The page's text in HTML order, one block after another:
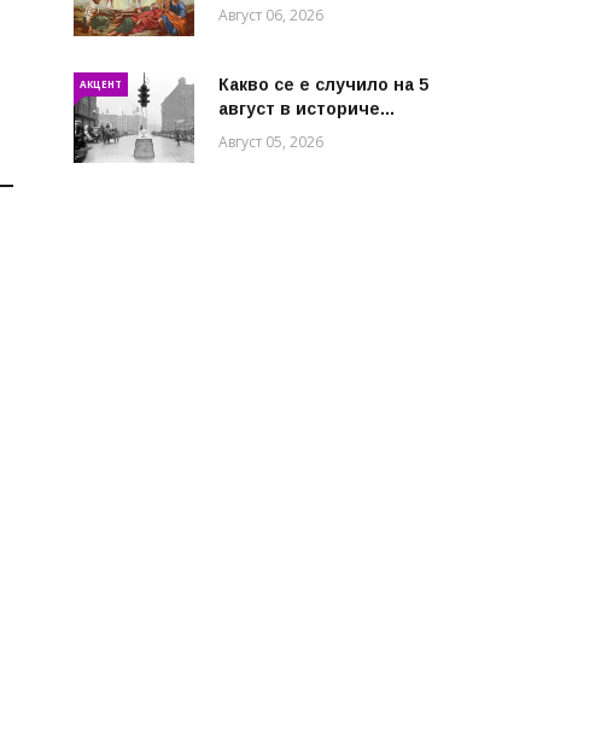
Август 06, 2026
АКЦЕНТ
Какво се е случило на 5
август в историче...
Август 05, 2026